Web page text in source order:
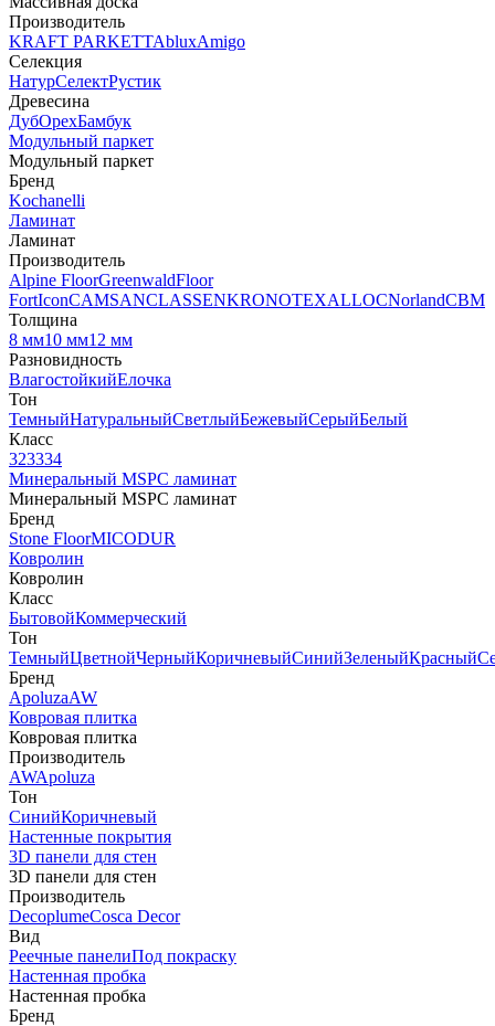
Производитель
KRAFT PARKETTAbluxAmigo
Селекция
НатурСелектРустик
Древесина
ДубОрехБамбук
Модульный паркет
Модульный паркет
Бренд
Kochanelli
Ламинат
Ламинат
Производитель
Alpine FloorGreenwaldFloor
FortIconCAMSANCLASSENKRONOTEXALLOCNorlandCBM
Толщина
8 мм10 мм12 мм
Разновидность
ВлагостойкийЕлочка
Тон
ТемныйНатуральныйСветлыйБежевыйСерыйБелый
Класс
323334
Минеральный MSPC ламинат
Минеральный MSPC ламинат
Бренд
Stone FloorMICODUR
Ковролин
Ковролин
Класс
БытовойКоммерческий
Тон
ТемныйЦветнойЧерныйКоричневыйСинийЗеленыйКрасный
Бренд
ApoluzaAW
Ковровая плитка
Ковровая плитка
Производитель
AWApoluza
Тон
СинийКоричневый
Настенные покрытия
3D панели для стен
3D панели для стен
Производитель
DecoplumeCosca Decor
Вид
Реечные панелиПод покраску
Настенная пробка
Настенная пробка
Бренд